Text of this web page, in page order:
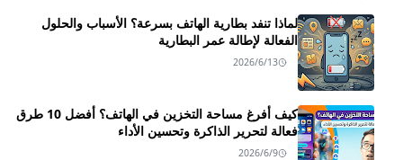
لماذا تنفد بطارية الهاتف بسرعة؟ الأسباب والحلول
الفعالة لإطالة عمر البطارية
2026/6/13
كيف أفرغ مساحة التخزين في الهاتف؟ أفضل 10 طرق
فعالة لتحرير الذاكرة وتحسين الأداء
2026/6/9